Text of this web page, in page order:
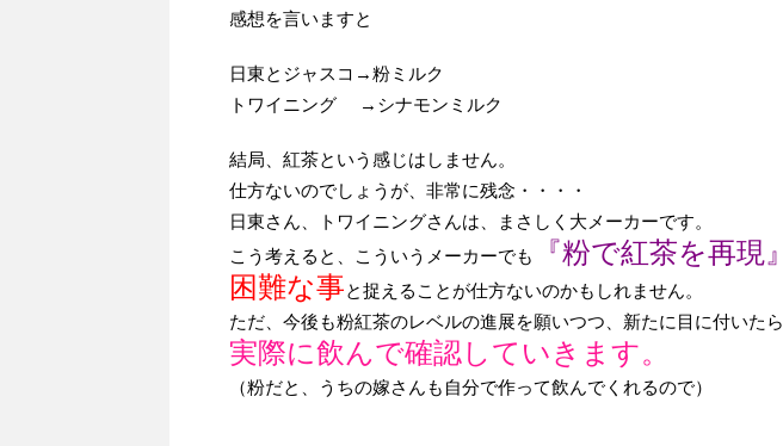
感想を言いますと
日東とジャスコ→粉ミルク
トワイニング →シナモンミルク
結局、紅茶という感じはしません。
仕方ないのでしょうが、非常に残念・・・・
日東さん、トワイニングさんは、まさしく大メーカーです。
こう考えると、こういうメーカーでも
『粉で紅茶を再現』
困難な事と捉えることが仕方ないのかもしれません。
ただ、今後も粉紅茶のレベルの進展を願いつつ、新たに目に付いたら
実際に飲んで確認していきます。
（粉だと、うちの嫁さんも自分で作って飲んでくれるので）